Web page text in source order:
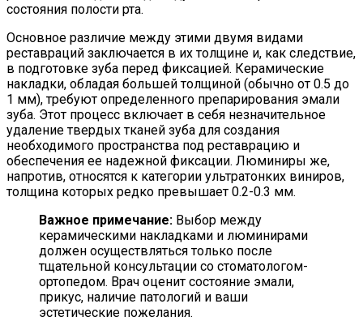
состояния полости рта.
Основное различие между этими двумя видами
реставраций заключается в их толщине и, как следствие,
в подготовке зуба перед фиксацией. Керамические
накладки, обладая большей толщиной (обычно от 0.5 до
1 мм), требуют определенного препарирования эмали
зуба. Этот процесс включает в себя незначительное
удаление твердых тканей зуба для создания
необходимого пространства под реставрацию и
обеспечения ее надежной фиксации. Люминиры же,
напротив, относятся к категории ультратонких виниров,
толщина которых редко превышает 0.2-0.3 мм.
Важное примечание: Выбор между
керамическими накладками и люминирами
должен осуществляться только после
тщательной консультации со стоматологом-
ортопедом. Врач оценит состояние эмали,
прикус, наличие патологий и ваши
эстетические пожелания.